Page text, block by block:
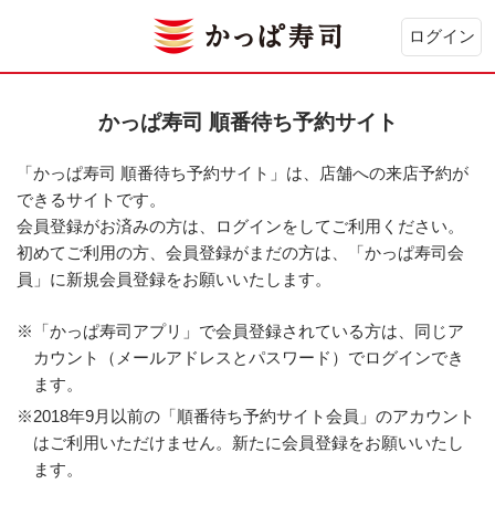
ログイン
かっぱ寿司 順番待ち予約サイト
「かっぱ寿司 順番待ち予約サイト」は、店舗への来店予約が
できるサイトです。
会員登録がお済みの方は、ログインをしてご利用ください。
初めてご利用の方、会員登録がまだの方は、「かっぱ寿司会
員」に新規会員登録をお願いいたします。
※「かっぱ寿司アプリ」で会員登録されている方は、同じア
カウント（メールアドレスとパスワード）でログインでき
ます。
※2018年9月以前の「順番待ち予約サイト会員」のアカウント
はご利用いただけません。新たに会員登録をお願いいたし
ます。